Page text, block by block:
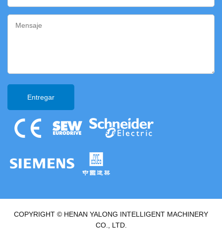
COPYRIGHT © HENAN YALONG INTELLIGENT MACHINERY
CO., LTD.